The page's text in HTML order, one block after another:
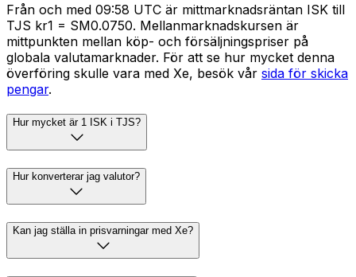
Från och med 09:58 UTC är mittmarknadsräntan ISK till
TJS kr1 = SM0.0750. Mellanmarknadskursen är
mittpunkten mellan köp- och försäljningspriser på
globala valutamarknader. För att se hur mycket denna
överföring skulle vara med Xe, besök vår sida för skicka
pengar.
Hur mycket är 1 ISK i TJS?
Hur konverterar jag valutor?
Kan jag ställa in prisvarningar med Xe?